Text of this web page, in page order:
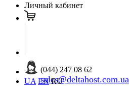
Личный кабинет
(044) 247 08 62
sales@deltahost.com.ua
UA EN RU